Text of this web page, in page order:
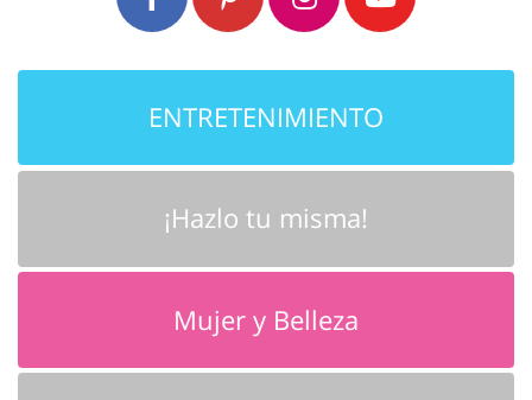
ENTRETENIMIENTO
¡Hazlo tu misma!
Mujer y Belleza